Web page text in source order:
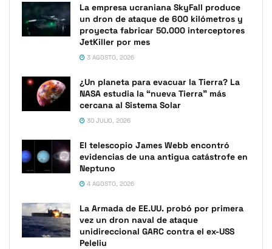
La empresa ucraniana SkyFall produce
un dron de ataque de 600 kilómetros y
proyecta fabricar 50.000 interceptores
JetKiller por mes
3 AGOSTO, 2026
¿Un planeta para evacuar la Tierra? La
NASA estudia la “nueva Tierra” más
cercana al Sistema Solar
30 JULIO, 2026
El telescopio James Webb encontró
evidencias de una antigua catástrofe en
Neptuno
4 AGOSTO, 2026
La Armada de EE.UU. probó por primera
vez un dron naval de ataque
unidireccional GARC contra el ex-USS
Peleliu